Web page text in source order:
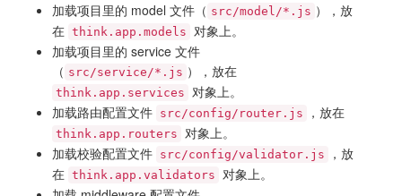
加载项目里的 model 文件（ src/model/*.js ），放
在 think.app.models 对象上。
加载项目里的 service 文件
（ src/service/*.js ），放在
think.app.services 对象上。
加载路由配置文件 src/config/router.js ，放在
think.app.routers 对象上。
加载校验配置文件 src/config/validator.js
，放
在 think.app.validators 对象上。